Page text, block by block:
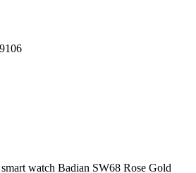
watch Badian SW68 Rose Gold